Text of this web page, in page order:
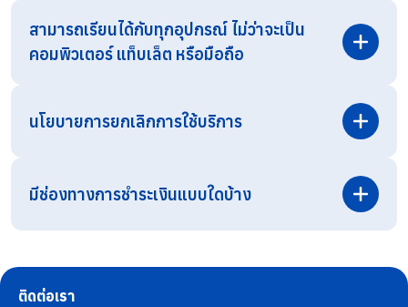
สามารถเรียนได้กับทุกอุปกรณ์ ไม่ว่าจะเป็น
คอมพิวเตอร์ แท็บเล็ต หรือมือถือ
นโยบายการยกเลิกการใช้บริการ
มีช่องทางการชำระเงินแบบใดบ้าง
ติดต่อเรา